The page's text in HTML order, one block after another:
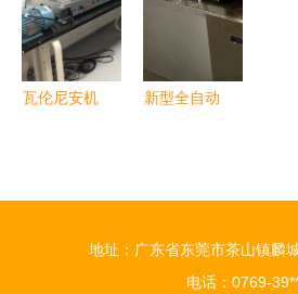
备研发前沿
瓦伦尼安机
备振动分析
新型全自动
地址：广东省东莞市茶山镇麟
电话：0769-